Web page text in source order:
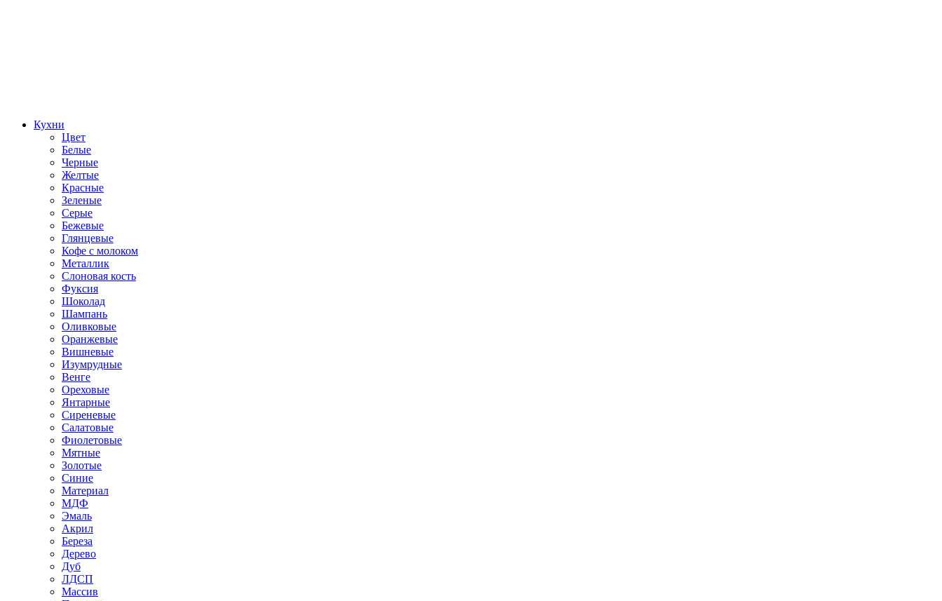
Кухни
Цвет
Белые
Черные
Желтые
Красные
Зеленые
Серые
Бежевые
Глянцевые
Кофе с молоком
Металлик
Слоновая кость
Фуксия
Шоколад
Шампань
Оливковые
Оранжевые
Вишневые
Изумрудные
Венге
Ореховые
Янтарные
Сиреневые
Салатовые
Фиолетовые
Мятные
Золотые
Синие
Материал
МДФ
Эмаль
Акрил
Береза
Дерево
Дуб
ЛДСП
Массив